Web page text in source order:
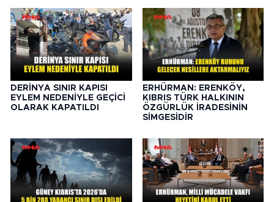
DERİNYA SINIR KAPISI
EYLEM NEDENİYLE GEÇİCİ
OLARAK KAPATILDI
ERHÜRMAN: ERENKÖY,
KIBRIS TÜRK HALKININ
ÖZGÜRLÜK İRADESİNİN
SİMGESİDİR